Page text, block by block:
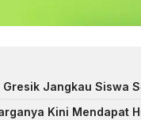
Jangkau Siswa
Kini Mendapat